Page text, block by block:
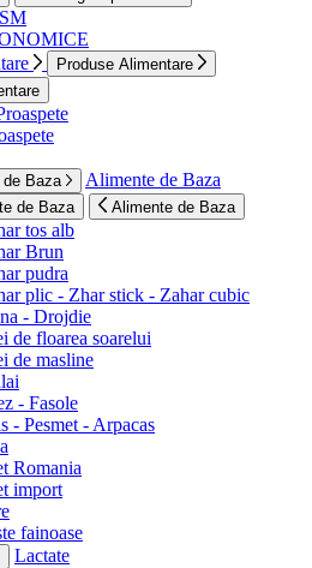
Produse Alimentare
de Baza Alimente de Baza
de Baza Alimente de Baza
tos alb
Brun
pudra
plic - Zhar stick - Zahar cubic
- Drojdie
de floarea soarelui
de masline
- Fasole
- Pesmet - Arpacas
Romania
import
fainoase
Lactate